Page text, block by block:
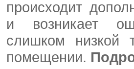
происходит
и возникает
слишком низкой
помещении.